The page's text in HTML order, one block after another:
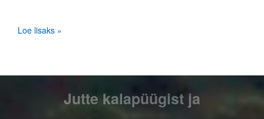
Loe lisaks »
Jutte kalapüügist ja